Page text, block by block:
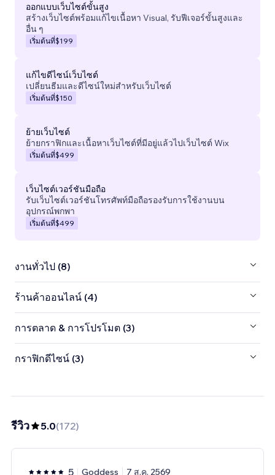
ออกแบบเว็บไซต์ขั้นสูง
สร้างเว็บไซต์พร้อมแก้ไขเนื้อหา Visual, รับฟีเจอร์ขั้นสูงและ
อื่น ๆ
เริ่มต้นที่$199
แก้ไขดีไซน์เว็บไซต์
เปลี่ยนธีมและดีไซน์ใหม่สำหรับเว็บไซต์
เริ่มต้นที่$150
ย้ายเว็บไซต์
ย้ายกราฟิกและเนื้อหาเว็บไซต์ที่มีอยู่แล้วไปเว็บไซต์ Wix
เริ่มต้นที่$499
เว็บไซต์เวอร์ชันมือถือ
รับเว็บไซต์เวอร์ชันโทรศัพท์มือถือรองรับการใช้งานบน
อุปกรณ์พกพา
เริ่มต้นที่$499
งานทั่วไป (8)
ร้านค้าออนไลน์ (4)
การตลาด & การโปรโมต (3)
กราฟิกดีไซน์ (3)
รีวิว 5.0(172)
5 Goddess 7 ส.ค. 2569